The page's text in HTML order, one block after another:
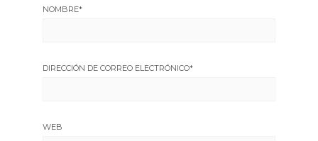
NOMBRE*
DIRECCIÓN DE CORREO ELECTRÓNICO*
WEB